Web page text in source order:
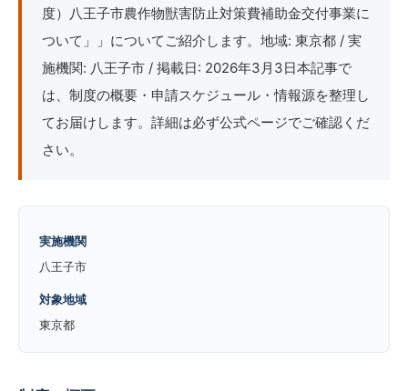
度）八王子市農作物獣害防止対策費補助金交付事業に
ついて」」についてご紹介します。地域: 東京都 / 実
施機関: 八王子市 / 掲載日: 2026年3月3日本記事で
は、制度の概要・申請スケジュール・情報源を整理し
てお届けします。詳細は必ず公式ページでご確認くだ
さい。
実施機関
八王子市
対象地域
東京都